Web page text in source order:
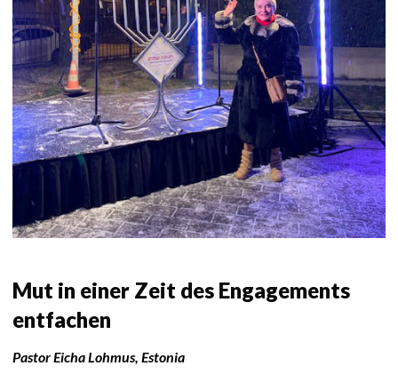
Mut in einer Zeit des Engagements
entfachen
Pastor Eicha Lohmus, Estonia